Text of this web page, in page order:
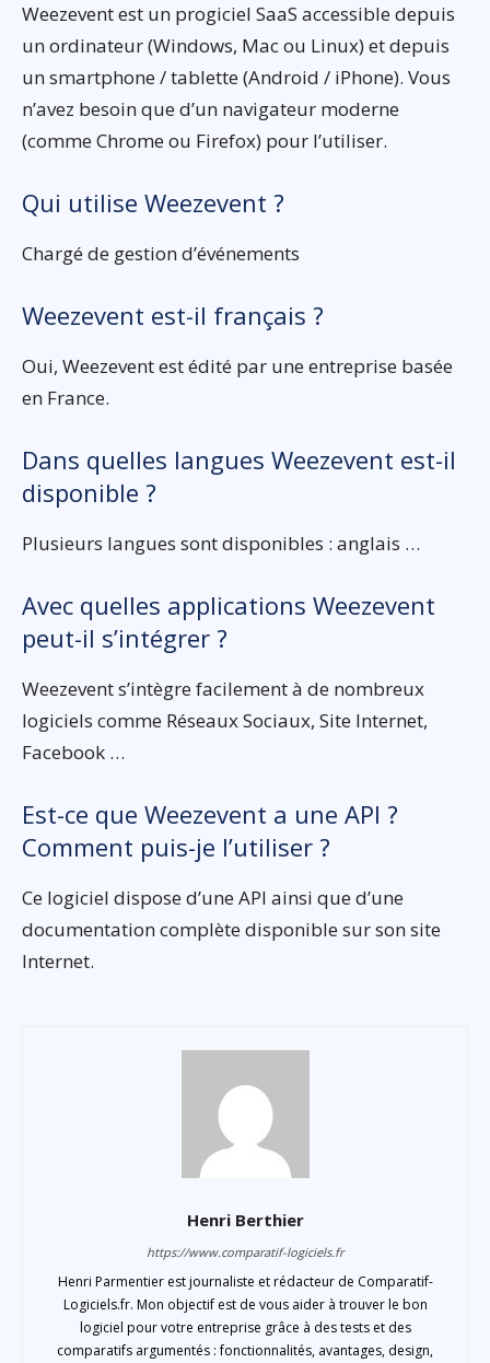
Weezevent est un progiciel SaaS accessible depuis
un ordinateur (Windows, Mac ou Linux) et depuis
un smartphone / tablette (Android / iPhone). Vous
n’avez besoin que d’un navigateur moderne
(comme Chrome ou Firefox) pour l’utiliser.
Qui utilise Weezevent ?
Chargé de gestion d’événements
Weezevent est-il français ?
Oui, Weezevent est édité par une entreprise basée
en France.
Dans quelles langues Weezevent est-il
disponible ?
Plusieurs langues sont disponibles : anglais …
Avec quelles applications Weezevent
peut-il s’intégrer ?
Weezevent s’intègre facilement à de nombreux
logiciels comme Réseaux Sociaux, Site Internet,
Facebook …
Est-ce que Weezevent a une API ?
Comment puis-je l’utiliser ?
Ce logiciel dispose d’une API ainsi que d’une
documentation complète disponible sur son site
Internet.
Henri Berthier
https://www.comparatif-logiciels.fr
Henri Parmentier est journaliste et rédacteur de Comparatif-
Logiciels.fr. Mon objectif est de vous aider à trouver le bon
logiciel pour votre entreprise grâce à des tests et des
comparatifs argumentés : fonctionnalités, avantages, design,